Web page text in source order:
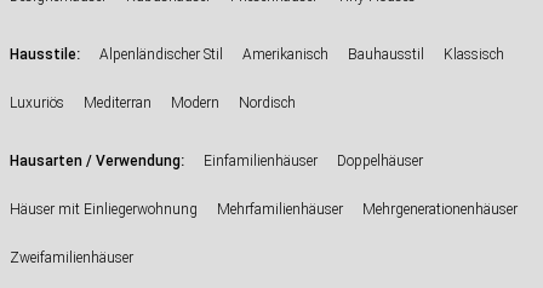
Hausstile: Alpenländischer Stil Amerikanisch Bauhausstil Klassisch
Luxuriös Mediterran Modern Nordisch
Hausarten / Verwendung: Einfamilienhäuser Doppelhäuser
Häuser mit Einliegerwohnung Mehrfamilienhäuser Mehrgenerationenhäuser
Zweifamilienhäuser